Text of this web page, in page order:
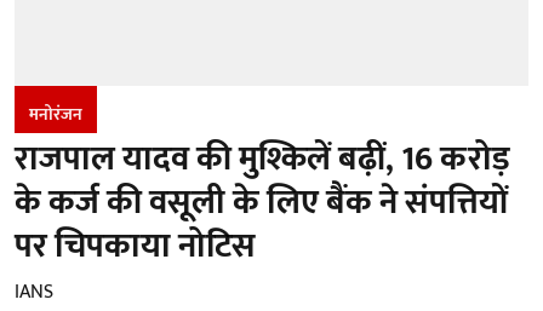
मनोरंजन
राजपाल यादव की मुश्किलें बढ़ीं, 16 करोड़
के कर्ज की वसूली के लिए बैंक ने संपत्तियों
पर चिपकाया नोटिस
IANS